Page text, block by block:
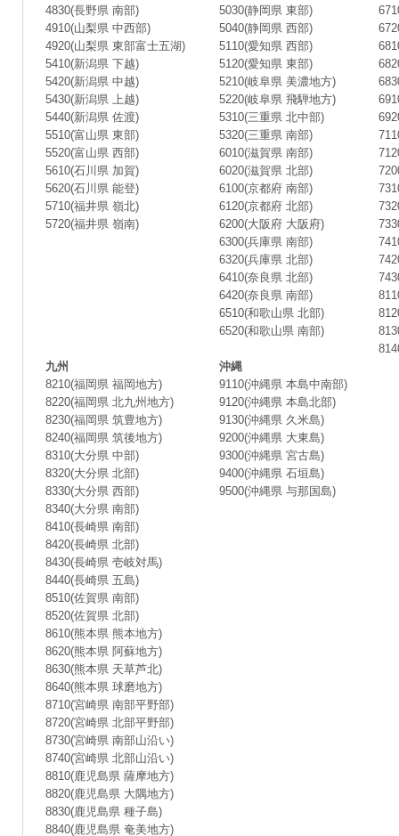
4830(長野県 南部)
5030(静岡県 東部)
4910(山梨県 中西部)
5040(静岡県 西部)
4920(山梨県 東部富士五湖)
5110(愛知県 西部)
5410(新潟県 下越)
5120(愛知県 東部)
5420(新潟県 中越)
5210(岐阜県 美濃地方)
5430(新潟県 上越)
5220(岐阜県 飛騨地方)
5440(新潟県 佐渡)
5310(三重県 北中部)
5510(富山県 東部)
5320(三重県 南部)
5520(富山県 西部)
6010(滋賀県 南部)
5610(石川県 加賀)
6020(滋賀県 北部)
5620(石川県 能登)
6100(京都府 南部)
5710(福井県 嶺北)
6120(京都府 北部)
5720(福井県 嶺南)
6200(大阪府 大阪府)
6300(兵庫県 南部)
6320(兵庫県 北部)
6410(奈良県 北部)
6420(奈良県 南部)
6510(和歌山県 北部)
6520(和歌山県 南部)
九州
沖縄
8210(福岡県 福岡地方)
9110(沖縄県 本島中南部)
8220(福岡県 北九州地方)
9120(沖縄県 本島北部)
8230(福岡県 筑豊地方)
9130(沖縄県 久米島)
8240(福岡県 筑後地方)
9200(沖縄県 大東島)
8310(大分県 中部)
9300(沖縄県 宮古島)
8320(大分県 北部)
9400(沖縄県 石垣島)
8330(大分県 西部)
9500(沖縄県 与那国島)
8340(大分県 南部)
8410(長崎県 南部)
8420(長崎県 北部)
8430(長崎県 壱岐対馬)
8440(長崎県 五島)
8510(佐賀県 南部)
8520(佐賀県 北部)
8610(熊本県 熊本地方)
8620(熊本県 阿蘇地方)
8630(熊本県 天草芦北)
8640(熊本県 球磨地方)
8710(宮崎県 南部平野部)
8720(宮崎県 北部平野部)
8730(宮崎県 南部山沿い)
8740(宮崎県 北部山沿い)
8810(鹿児島県 薩摩地方)
8820(鹿児島県 大隅地方)
8830(鹿児島県 種子島)
8840(鹿児島県 奄美地方)